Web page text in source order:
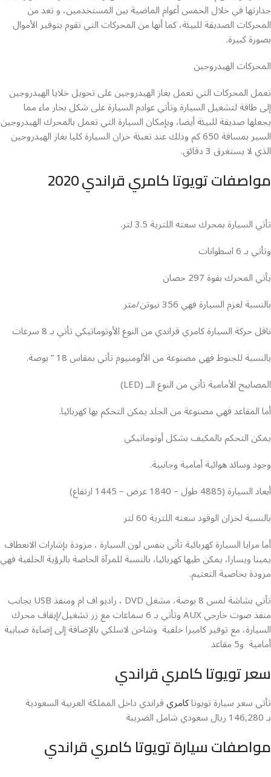
جدارتها في خلال الخمس أعوام الماضية بين المستخدمين، و تعد من
المحركات الصديقة للبيئة، كما أنها من المحركات التي تقوم بتوفير الأموال
بصورة كبيرة.
المحركات الهيدروجين
تعمل المحركات التي تعمل بغاز الهيدروجين على تحويل خلايا الهيدروجين
إلى طاقة لتشغيل السيارة وتأتي عوادم السيارة على شكل بخار ماء مما
يجعلها صديقة للبيئة أيضا، وبإمكان السيارة التي تعمل بالمحرك الهيدروجين
السير بمسافة 650 كم وذلك عند تعبئة خزان السيارة كليا بغاز الهيدروجين
الذي لا يستغرق 3 دقائق.
مواصفات تويوتا كامري قراندي 2020
تأتي السيارة بمحرك سعته اللترية 3.5 لتر.
وتأتي بـ 6 اسطوانات
يأتي المحرك بقوة 297 حصان
بالنسبة لعزم السيارة فهي 356 نيوتن/متر
ناقل حركة السيارة كامري قراندي من النوع الأوتوماتيكي تأتي بـ 8 سرعات
بالنسبة للجنوط فهي مصنوعة من الألومنيوم تأتي بمقاس 18 ” بوصة.
المصابيح الأمامية تأتي من النوع الــ (LED)
أما المقاعد فهي مصنوعة من الجلد يمكن التحكم بها كهربائيا.
يمكن التحكم بالمكيف بشكل أوتوماتيكي
وجود وسائد هوائية أمامية وجانبية.
أبعاد السيارة (4885 طول – 1840 عرض – 1445 ارتفاع)
بالنسبة لخزان الوقود سعته اللترية 60 لتر
أما مرايا السيارة كهربائية تأتي بنفس لون السيارة ، مزودة بإشارات الانعطاف
يمينا ويسارا، يمكن طيها كهربائيا، بالنسبة للمرآة الخاصة بالرؤية الخلفية فهي
مزودة بخاصية التعتيم.
تأتي بشاشة لمس 8 بوصة، مشغل DVD ، راديو اف ام ومنفذ USB بجانب
منفذ صوت خارجي AUX وتأتي بـ 6 سماعات مع زر تشغيل/إيقاف محرك
السيارة، مع توفير كاميرا خلفية وشاحن لاسلكي بالإضافة إلى إضاءة ضبابية
أمامية و5 مقاعد
سعر تويوتا كامري قراندي
تأتي سعر سيارة تويوتاكامريقراندي داخل المملكة العربية السعودية
بـ 146,280 ريال سعودي شامل الضريبة
مواصفات سيارة تويوتا كامري قراندي